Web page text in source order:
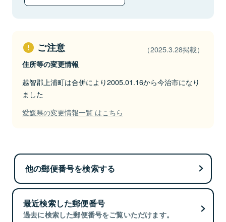
ご注意 （2025.3.28掲載）
住所等の変更情報
越智郡上浦町は合併により2005.01.16から今治市になり
ました
愛媛県の変更情報一覧 はこちら
他の郵便番号を検索する
最近検索した郵便番号
過去に検索した郵便番号をご覧いただけます。